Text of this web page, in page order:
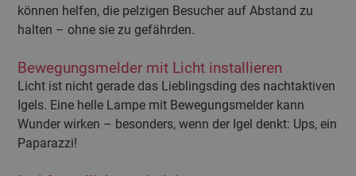
können helfen, die pelzigen Besucher auf Abstand zu
halten – ohne sie zu gefährden.
Bewegungsmelder mit Licht installieren
Licht ist nicht gerade das Lieblingsding des nachtaktiven
Igels. Eine helle Lampe mit Bewegungsmelder kann
Wunder wirken – besonders, wenn der Igel denkt: Ups, ein
Paparazzi!